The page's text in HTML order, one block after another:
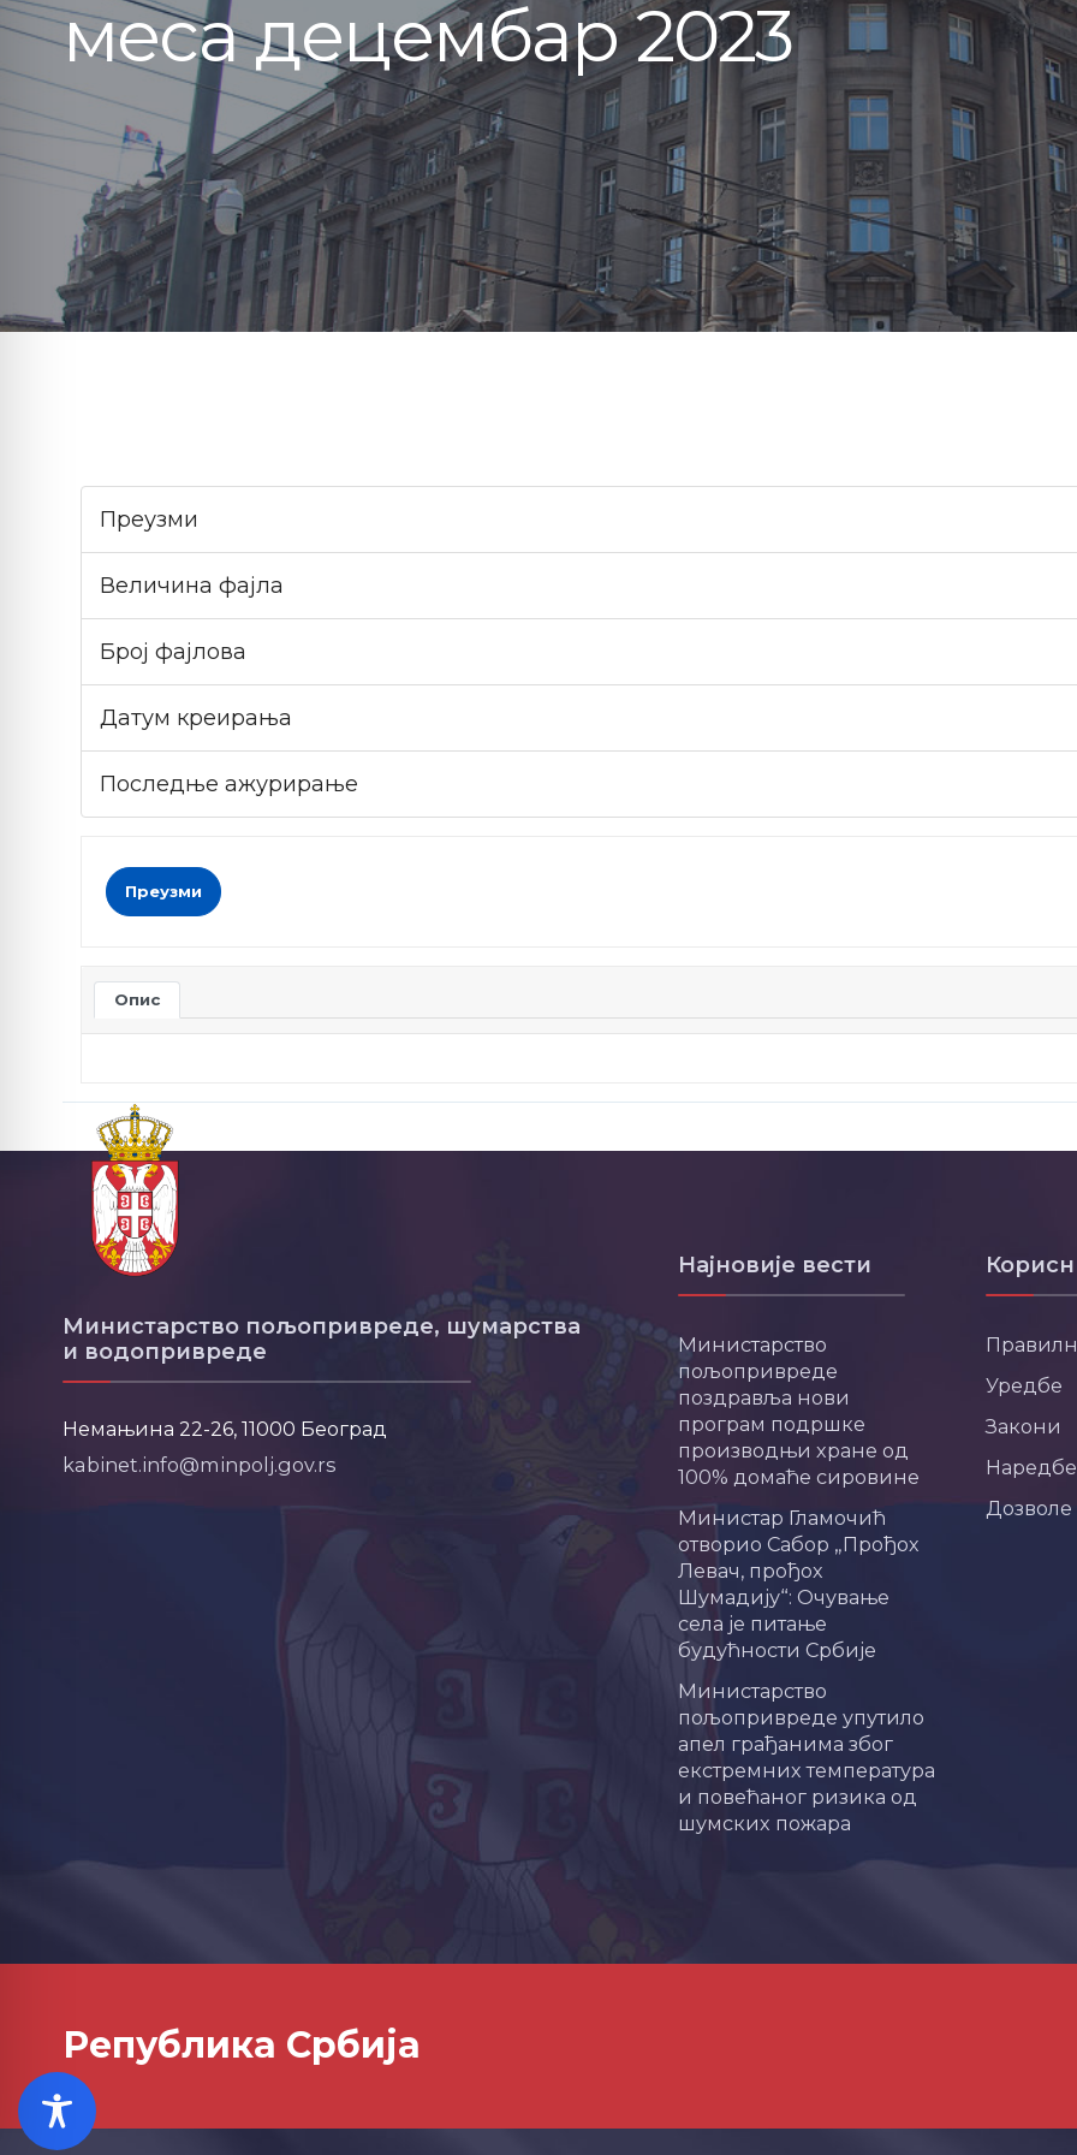
меса децембар 2023
Преузми
Величина фајла
Број фајлова
Датум креирања
Последње ажурирање
Преузми
Опис
Министарство пољопривреде, шумарства
и водопривреде
Немањина 22-26, 11000 Београд
kabinet.info@minpolj.gov.rs
Најновије вести
Министарство
пољопривреде
поздравља нови
програм подршке
производњи хране од
100% домаће сировине
Министар Гламочић
отворио Сабор „Прођох
Левач, прођох
Шумадију“: Очување
села је питање
будућности Србије
Министарство
пољопривреде упутило
апел грађанима због
екстремних температура
и повећаног ризика од
шумских пожара
Уредбе
Закони
Наредбе
Република Србија